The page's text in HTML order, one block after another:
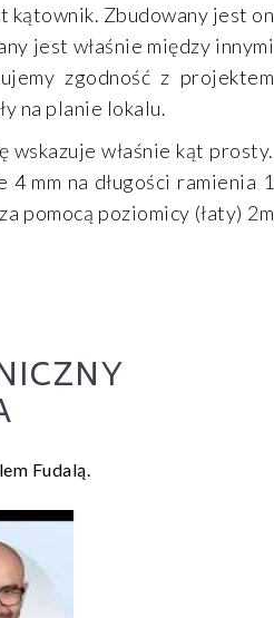
kątownik. Zbudowany jest on
jest właśnie między innymi
zgodność z projektem
na planie lokalu.
właśnie kąt prosty.
mm na długości ramienia 1
pomocą poziomicy (łaty) 2m
Fudalą.